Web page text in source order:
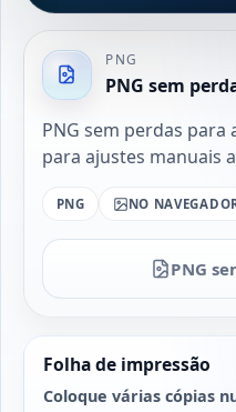
PNG
PNG sem
PNG sem perdas
para ajustes manuais
PNG NO
PNG
Folha de impressão
Coloque várias cópias